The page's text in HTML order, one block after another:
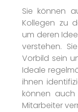
Sie können
Kollegen zu
um deren
verstehen.
Vorbild sein
Ideale
ihnen
können
Mitarbeiter